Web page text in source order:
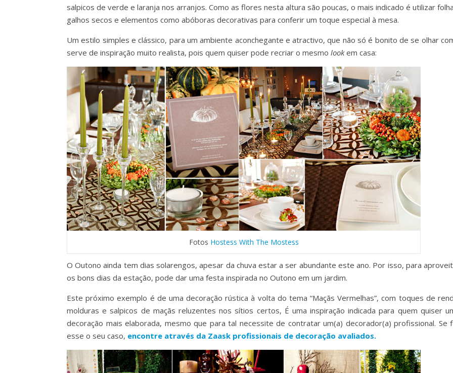
salpicos de verde e laranja nos arranjos. Como as flores nesta altura são poucas, o mais indicado é utilizar
galhos secos e elementos como abóboras decorativas para conferir um toque especial à mesa.
Um estilo simples e clássico, para um ambiente aconchegante e atractivo, que não só é bonito de se olhar
serve de inspiração muito realista, pois quem quiser pode recriar o mesmo lookem casa:
Fotos Hostess With The Mostess
O Outono ainda tem dias solarengos, apesar da chuva estar a ser abundante este ano. Por isso, para
os bons dias da estação, pode dar uma festa inspirada no Outono em um jardim.
Este próximo exemplo é de uma decoração rústica à volta do tema “Maçãs Vermelhas”, com toques de
molduras e salpicos de maçãs reluzentes nos sítios certos, É uma inspiração indicada para quem quiser
decoração mais elaborada, mesmo que para tal necessite de contratar um(a) decorador(a) profissional. Se
esse o seu caso, encontre através da Zaask profissionais de decoração avaliados.